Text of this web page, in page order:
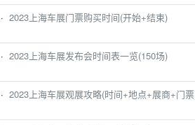
· 2023上海车展门票购买时间(开始+结束)
· 2023上海车展发布会时间表一览(150场)
· 2023上海车展观展攻略(时间+地点+展商+门